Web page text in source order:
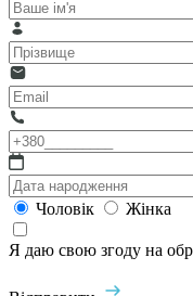
Чоловік Жінка
Я даю свою згоду на